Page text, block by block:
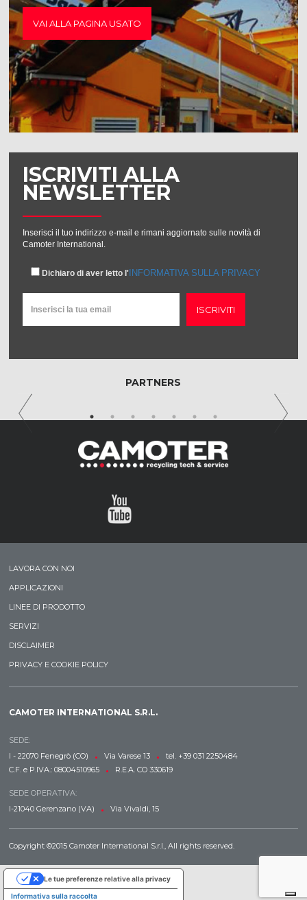
VAI ALLA PAGINA USATO
ISCRIVITI ALLA
NEWSLETTER
Inserisci il tuo indirizzo e-mail e rimani aggiornato sulle novità di
Camoter International.
Dichiaro di aver letto l' INFORMATIVA SULLA PRIVACY
ISCRIVITI
PARTNERS
LAVORA CON NOI
APPLICAZIONI
LINEE DI PRODOTTO
SERVIZI
DISCLAIMER
PRIVACY E COOKIE POLICY
CAMOTER INTERNATIONAL S.R.L.
SEDE:
I - 22070 Fenegrò (CO)
• Via Varese 13 •
tel. +39 031 2250484
C.F. e P.IVA.: 08004510965
• R.E.A. CO 330619
SEDE OPERATIVA:
I-21040 Gerenzano (VA)
• Via Vivaldi, 15
Copyright ©2015 Camoter International S.r.l., All rights reserved.
Informativa sulla raccolta
Le tue preferenze relative alla privacy